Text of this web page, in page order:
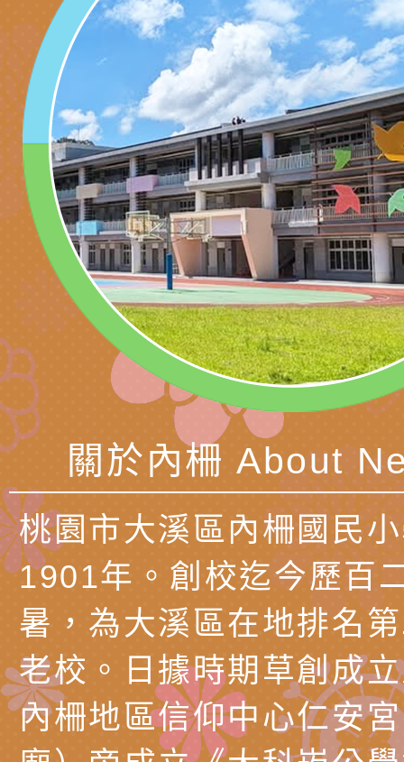
代的親職教養」海報
委託辦理「2026臺
摩據點視覺設計競賽
章
檢送桃園市政府LED
字稿
函轉教育部訂於115
(星期六)下午2時至5
立臺灣科學教育館（
林區士商路189號）
理「115年度515國
導及系列座談活動」
檢送本市115學年度
術才能音樂班鑑定二
章
函轉本府新聞處115
安全宣導
檢送本府新聞處115
安全宣導
有關衛生福利部辦理
逆境少年家庭支持服
員專業輔導及效能精
北、中、南共3場次
轉知社團法人中華民
礙聯盟辦理「2026
少意見交流大會」簡
台灣遊戲治療學會
月至8月舉辦「空間
多元文化遊戲室之規
造」、「阿德勒心理
學諮商輔導的應用」
不只是遊戲 - 兒童遊
門工作坊 （中部場
檢送行政院新聞傳
月份公共服務政策溝
訊
桃園市龜山區大坑國
理114學年度整合性
育講座「爸媽不暴走
成長」
台灣遊戲治療學會
日舉辦「空間的療癒
文化遊戲室之規畫與
檢送衛生福利部「政
材應注意之可及性格
有關本市桃園區中埔
「桃園市115年度兒
情緒管理訓練-獨輪
施計畫」
有關國立羅東高級中
「生命教育議題深化
議題論壇與生命塔羅
檢送LED跑馬燈文字
託播影片
有關教育部特殊教育
團學前及國中小身障
有關國立臺中教育大
關於內柵 About
桃園市大溪區內柵國民
1901年。創校迄今歷百
暑，為大溪區在地排名
老校。日據時期草創成
內柵地區信仰中心仁安